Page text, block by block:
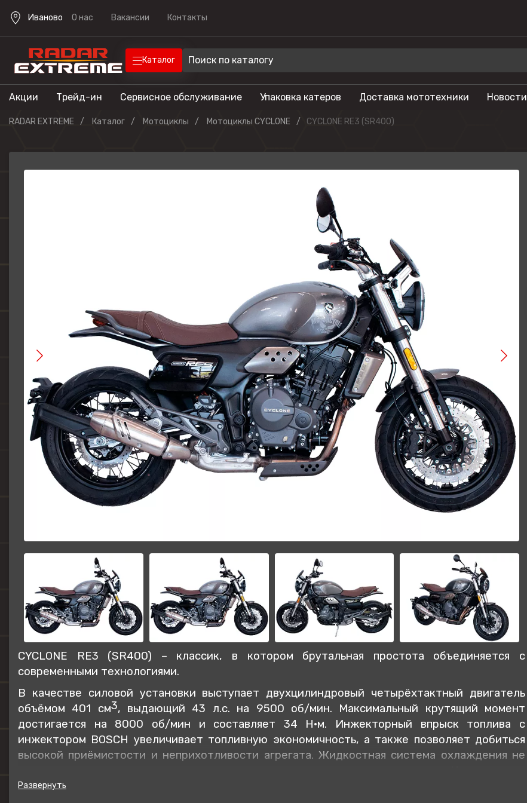
Иваново О нас Вакансии Контакты
Каталог
Техника для отдыха
Экипировка
Техника для отдыха
Квадроциклы
Гидроциклы
Туристические
мотоциклы
Phoenix
LIFAN
BIZON
Gladiator
Акции Трейд-ин Сервисное обслуживание Упаковка катеров Доставка мототехники Новости
RADAR EXTREME Каталог Мотоциклы Мотоциклы CYCLONE CYCLONE RE3 (SR400)
CYCLONE RE3 (SR400) – классик, в котором брутальная простота объединяется с
современными технологиями.
В качестве силовой установки выступает двухцилиндровый четырёхтактный двигатель
объёмом 401 см3, выдающий 43 л.с. на 9500 об/мин. Максимальный крутящий момент
достигается на 8000 об/мин и составляет 34 Н·м. Инжекторный впрыск топлива с
инжектором BOSCH увеличивает топливную экономичность, а также позволяет добиться
высокой приёмистости и неприхотливости агрегата. Жидкостная система охлаждения не
установлена 6-ступенчатая механическая коробка передач.